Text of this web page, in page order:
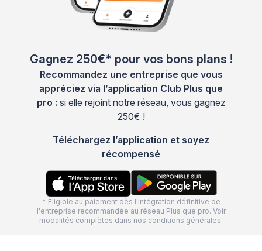
Gagnez 250€* pour vos bons plans !
Recommandez une entreprise que vous
appréciez via l’application Club Plus que
pro : si elle rejoint notre réseau, vous gagnez
250€ !
Téléchargez l’application et soyez
récompensé
* Eligible au paiement dès l'intégration définitive de
l'entreprise recommandée au réseau Plus que pro. Voir
modalités complètes dans nos conditions générales.